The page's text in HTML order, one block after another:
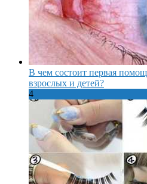
В чем состоит первая
взрослых и детей?
4